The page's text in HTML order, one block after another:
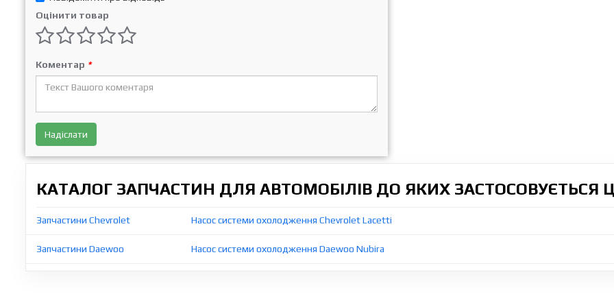
Оцінити товар
Коментар *
Надіслати
КАТАЛОГ ЗАПЧАСТИН ДЛЯ АВТОМОБІЛІВ ДО ЯКИХ ЗАСТОСОВУЄТЬСЯ
Запчастини Chevrolet Насос системи охолодження Chevrolet Lacetti
Запчастини Daewoo Насос системи охолодження Daewoo Nubira